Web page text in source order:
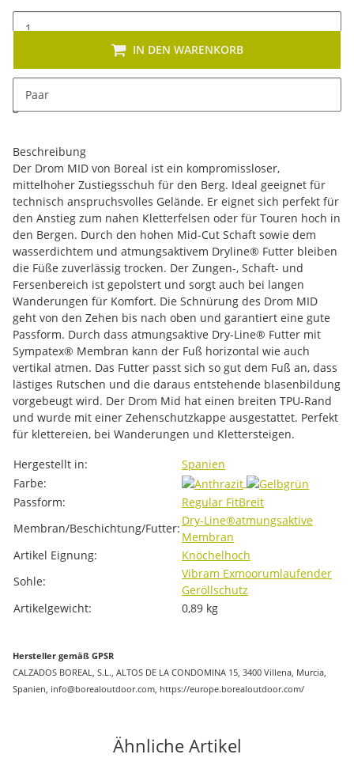
Paar
IN DEN WARENKORB
Dieses Produkt hat Variationen. Wählen Sie bitte die
Beschreibung
Der Drom MID von Boreal ist ein kompromissloser,
mittelhoher Zustiegsschuh für den Berg. Ideal geeignet für
technisch anspruchsvolles Gelände. Er eignet sich perfekt für
den Anstieg zum nahen Kletterfelsen oder für Touren hoch in
den Bergen. Durch den hohen Mid-Cut Schaft sowie dem
wasserdichtem und atmungsaktivem Dryline® Futter bleiben
die Füße zuverlässig trocken. Der Zungen-, Schaft- und
Fersenbereich ist gepolstert und sorgt auch bei langen
Wanderungen für Komfort. Die Schnürung des Drom MID
geht von den Zehen bis nach oben und garantiert eine gute
Passform. Durch dass atmungsaktive Dry-Line® Futter mit
Sympatex® Membran kann der Fuß horizontal wie auch
vertikal atmen. Das Futter passt sich so gut dem Fuß an, dass
lästiges Rutschen und die daraus entstehende blasenbildung
vorgebeugt wird. Der Drom Mid hat einen breiten TPU-Rand
und wurde mit einer Zehenschutzkappe ausgestattet. Perfekt
für klettereien, bei Wanderungen und Klettersteigen.
Produkteigenschaft
Wert
Hergestellt in:
Spanien
Farbe:
Passform:
Regular FitBreit
Membran/Beschichtung/Futter:
Dry-Line®atmungsaktive
Membran
Artikel Eignung:
Knöchelhoch
Sohle:
Vibram Exmoorumlaufender
Geröllschutz
Artikelgewicht:
0,89 kg
Hersteller gemäß GPSR
CALZADOS BOREAL, S.L., ALTOS DE LA CONDOMINA 15, 3400 Villena, Murcia,
Spanien, info@borealoutdoor.com, https://europe.borealoutdoor.com/
Ähnliche Artikel